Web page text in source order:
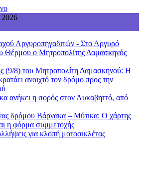
Αργυροπηγαδιτών - Στο Αργυρό
Θέρμου ο Μητροπολίτης Δαμασκηνός
(9/8) του Μητροπολίτη Δαμασκηνού: Η
ανοιχτό τον δρόμο προς την
ανήκει η σορός στον Λυκαβηττό, από
δρόμου Βάρνακα – Μύτικα: Ο χάρτης
η φόρμα συμμετοχής
για κλοπή μοτοσικλέτας